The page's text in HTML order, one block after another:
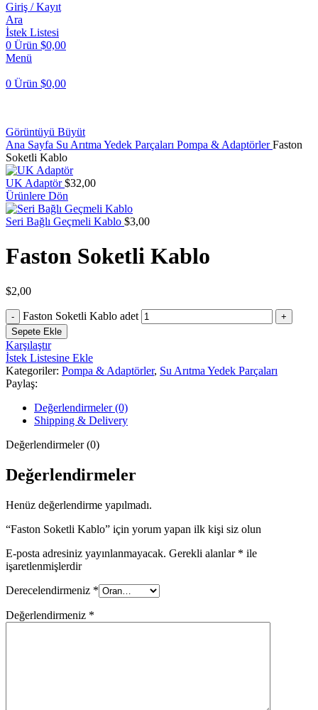
Giriş / Kayıt
Ara
İstek Listesi
0 Ürün $0,00
Menü
0 Ürün $0,00
Görüntüyü Büyüt
Ana Sayfa Su Arıtma Yedek Parçaları Pompa & AdaptörlerFaston
Soketli Kablo
UK Adaptör$32,00
Ürünlere Dön
Seri Bağlı Geçmeli Kablo $3,00
Faston Soketli Kablo
$2,00
Faston Soketli Kablo adet
Sepete Ekle
Karşılaştır
İstek Listesine Ekle
Kategoriler: Pompa & Adaptörler, Su Arıtma Yedek Parçaları
Paylaş:
Değerlendirmeler (0)
Shipping & Delivery
Değerlendirmeler (0)
Değerlendirmeler
Henüz değerlendirme yapılmadı.
“Faston Soketli Kablo” için yorum yapan ilk kişi siz olun
E-posta adresiniz yayınlanmayacak. Gerekli alanlar * ile
işaretlenmişlerdir
Derecelendirmeniz *
Değerlendirmeniz *